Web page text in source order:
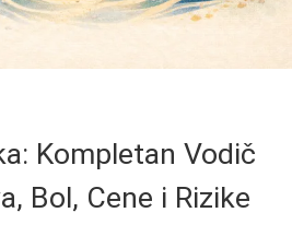
Kompletan Vodič
Bol, Cene i Rizike